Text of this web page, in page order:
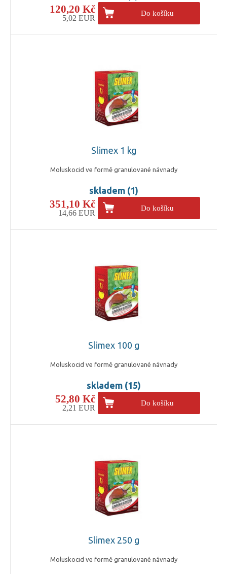
120,20 Kč
5,02 EUR
Do košíku
Slimex 1 kg
Moluskocid ve formě granulované návnady
skladem (1)
351,10 Kč
14,66 EUR
Do košíku
Slimex 100 g
Moluskocid ve formě granulované návnady
skladem (15)
52,80 Kč
2,21 EUR
Do košíku
Slimex 250 g
Moluskocid ve formě granulované návnady